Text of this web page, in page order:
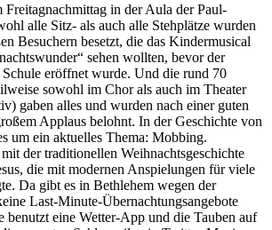
Freitagnachmittag in der Aula der Paul-
alle Sitz- als auch alle Stehplätze wurden
Besuchern besetzt, die das Kindermusical
sehen wollten, bevor der
eröffnet wurde. Und die rund 70
sowohl im Chor als auch im Theater
gaben alles und wurden nach einer guten
Applaus belohnt. In der Geschichte von
um ein aktuelles Thema: Mobbing.
der traditionellen Weihnachtsgeschichte
die mit modernen Anspielungen für viele
Da gibt es in Bethlehem wegen der
Last-Minute-Übernachtungsangebote
benutzt eine Wetter-App und die Tauben auf